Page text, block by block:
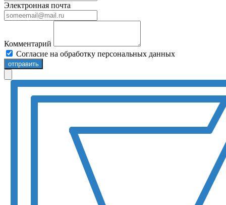
Электронная почта
Комментарий
Согласие на обработку персональных данных
отправить